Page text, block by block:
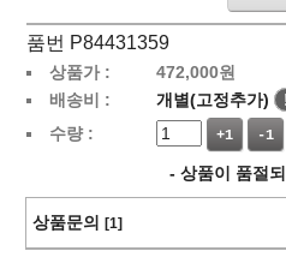
품번 P84431359
상품가 : 472,000원
배송비 :
개별(고정추가)
수량 :
+1 -1
- 상품이 품절
상품문의 [1]